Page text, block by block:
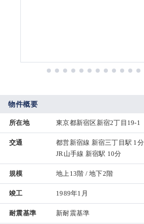
物件概要
所在地 東京都新宿区新宿2丁目19-1
交通
都営新宿線 新宿三丁目駅 1分
JR山手線 新宿駅 10分
規模 地上13階 / 地下2階
竣工 1989年1月
耐震基準 新耐震基準